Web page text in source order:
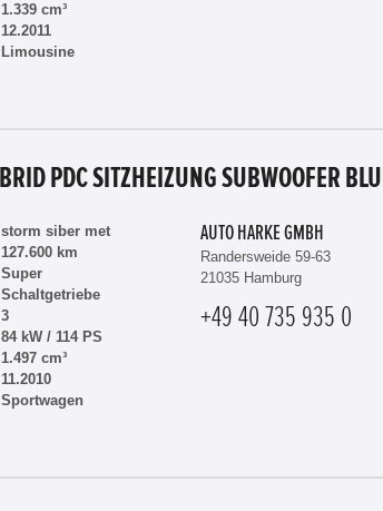
1.339 cm³
12.2011
Limousine
storm siber met
127.600 km
Super
Schaltgetriebe
3
84 kW / 114 PS
1.497 cm³
11.2010
Sportwagen
AUTO HARKE GMBH
Randersweide 59-63
21035 Hamburg
+49 40 735 935 0